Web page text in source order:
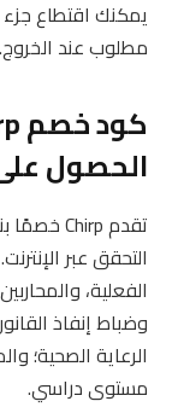
يمكنك اقتطاع جزء
مطلوب عند الخروج.
الحصول على
التحقق عبر
الفعلية،
وضباط إنفاذ
الرعاية الصحية؛
مستوى دراسي.